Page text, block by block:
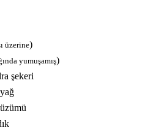
üzerine)
yumuşamış)
şekeri